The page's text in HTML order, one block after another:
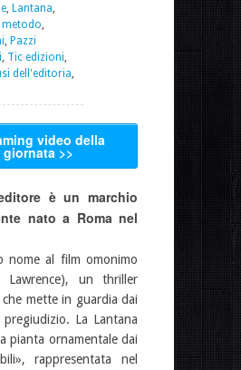
Lantana
metodo
Pazzi
Tic edizioni
dell'editoria
video della
giornata >>
è un marchio
nato a Roma nel
nome al film omonimo
Lawrence), un thriller
mette in guardia dai
La Lantana
pianta ornamentale dai
rappresentata nel